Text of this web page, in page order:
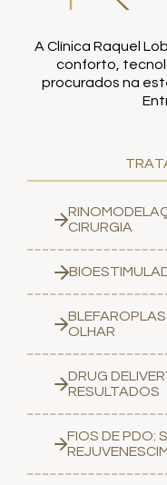
A Clínica Raquel
conforto,
procurados na
CIRURGIA
OLHAR
DRUG
RESULTADOS
FIOS DE PDO: